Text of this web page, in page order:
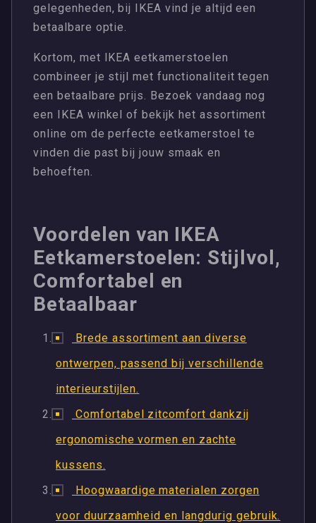
gelegenheden, bij IKEA vind je altijd een
betaalbare optie.
Kortom, met IKEA eetkamerstoelen
combineer je stijl met functionaliteit tegen
een betaalbare prijs. Bezoek vandaag nog
een IKEA winkel of bekijk het assortiment
online om de perfecte eetkamerstoel te
vinden die past bij jouw smaak en
behoeften.
Voordelen van IKEA
Eetkamerstoelen: Stijlvol,
Comfortabel en
Betaalbaar
Brede assortiment aan diverse
ontwerpen, passend bij verschillende
interieurstijlen.
Comfortabel zitcomfort dankzij
ergonomische vormen en zachte
kussens.
Hoogwaardige materialen zorgen
voor duurzaamheid en langdurig gebruik.